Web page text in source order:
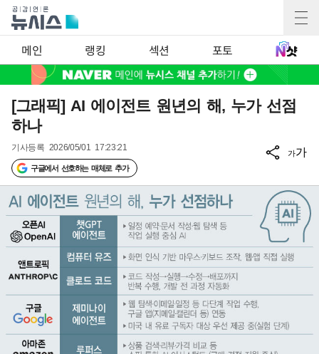
메인 랭킹 섹션 포토
[그래픽] AI 에이전트 원년의 해, 누가 선점
하나
기사등록 2026/05/01 17:23:21
구글에서 선호하는 매체로 추가
가가